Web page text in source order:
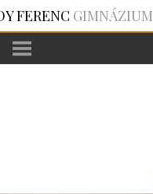
FERENC GIMNÁZIUM